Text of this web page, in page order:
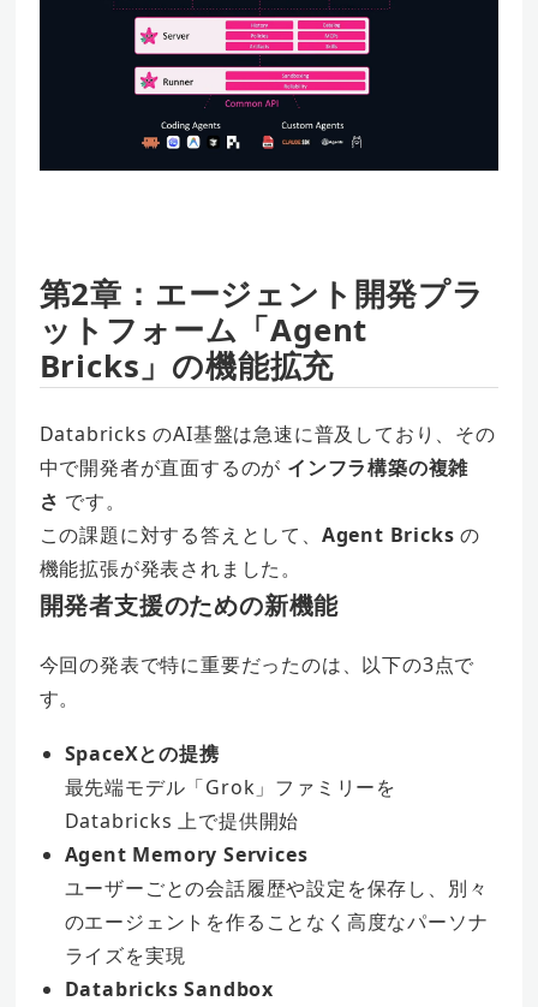
第2章：エージェント開発プラ
ットフォーム「Agent
Bricks」の機能拡充
Databricks のAI基盤は急速に普及しており、その
中で開発者が直面するのが インフラ構築の複雑
さ です。
この課題に対する答えとして、 Agent Bricks の
機能拡張が発表されました。
開発者支援のための新機能
今回の発表で特に重要だったのは、以下の3点で
す。
SpaceXとの提携
最先端モデル「Grok」ファミリーを
Databricks 上で提供開始
Agent Memory Services
ユーザーごとの会話履歴や設定を保存し、別々
のエージェントを作ることなく高度なパーソナ
ライズを実現
Databricks Sandbox